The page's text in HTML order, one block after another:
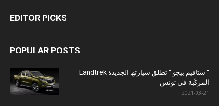
EDITOR PICKS
POPULAR POSTS
” ستافيم بيجو ” تطلق سيارتها الجديدة Landtrek
المركّبة في تونس
2021-03-21